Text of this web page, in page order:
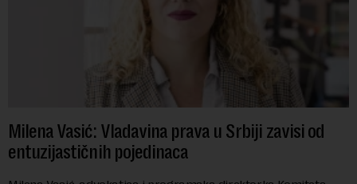
Milena Vasić: Vladavina prava u Srbiji zavisi od
entuzijastičnih pojedinaca